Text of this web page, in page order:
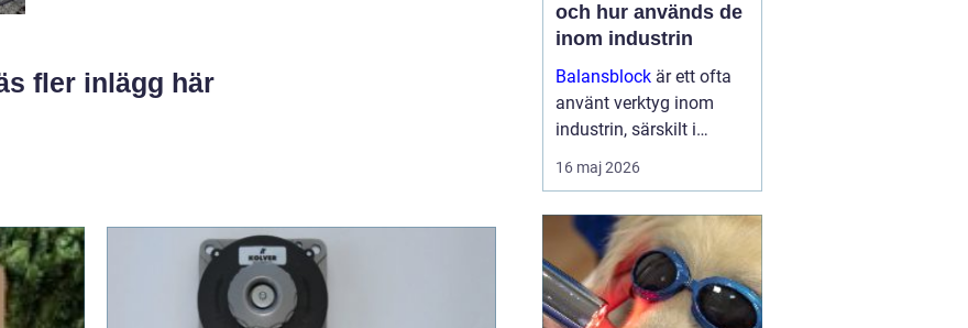
fler inlägg här
och hur används de
inom industrin
Balansblock är ett ofta
använt verktyg inom
industrin, särskilt i
verkstads- och
produktionsmiljöer, där
effektivisera
arbetsfl&oum...
16 maj 2026